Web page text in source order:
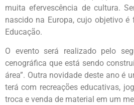
muita efervescência de cultura.
nascido na Europa, cujo objetivo
Educação.
O evento será realizado pelo
cenográfica que está sendo
área”. Outra novidade deste ano é
terá com recreações educativas,
troca e venda de material em um